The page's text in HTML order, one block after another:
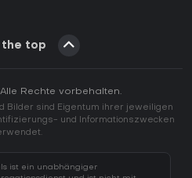
the top
Rechte vorbehalten.
Bilder sind Eigentum ihrer jeweiligen
und Informationszwecken
ist ein unabhängiger